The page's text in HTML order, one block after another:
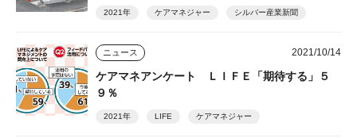
2021年 ケアマネジャー シルバー産業新聞
ニュース 2021/10/14
ケアマネアンケート ＬＩＦＥ「期待する」５
９％
2021年 LIFE ケアマネジャー